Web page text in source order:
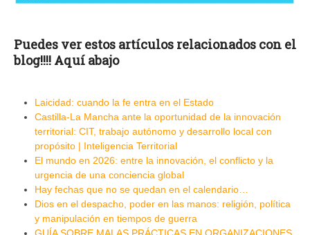
Puedes ver estos artículos relacionados con el
blog!!!! Aquí abajo
Laicidad: cuando la fe entra en el Estado
Castilla-La Mancha ante la oportunidad de la innovación
territorial: CIT, trabajo autónomo y desarrollo local con
propósito | Inteligencia Territorial
El mundo en 2026: entre la innovación, el conflicto y la
urgencia de una conciencia global
Hay fechas que no se quedan en el calendario…
Dios en el despacho, poder en las manos: religión, política
y manipulación en tiempos de guerra